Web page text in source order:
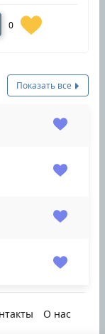
0
Показать все
О нас